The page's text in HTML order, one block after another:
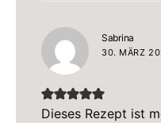
Sabrina
30. MÄRZ
Dieses Rezept ist